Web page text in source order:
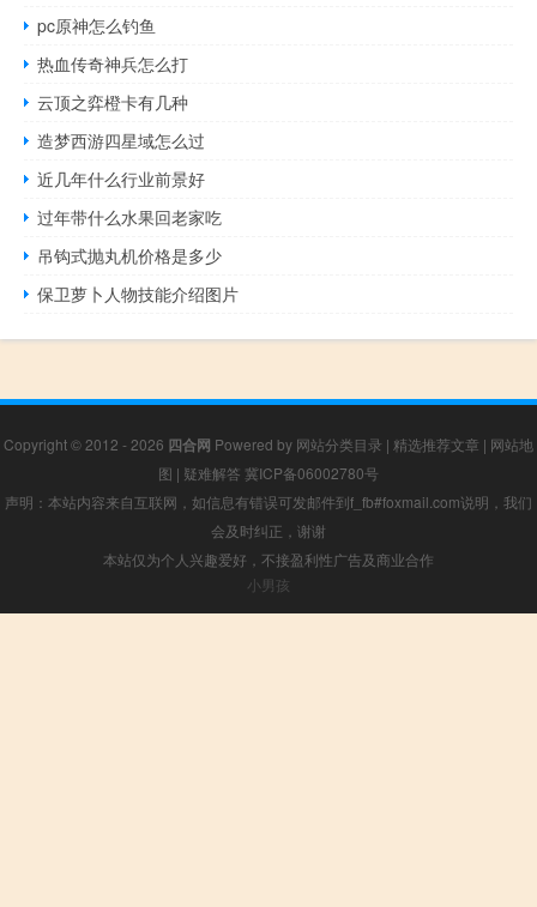
pc原神怎么钓鱼
热血传奇神兵怎么打
云顶之弈橙卡有几种
造梦西游四星域怎么过
近几年什么行业前景好
过年带什么水果回老家吃
吊钩式抛丸机价格是多少
保卫萝卜人物技能介绍图片
Copyright © 2012 - 2026 四合网 Powered by 网站分类目录 | 精选推荐文章 | 网站地
图 | 疑难解答 冀ICP备06002780号
声明：本站内容来自互联网，如信息有错误可发邮件到f_fb#foxmail.com说明，我们
会及时纠正，谢谢
本站仅为个人兴趣爱好，不接盈利性广告及商业合作
小男孩